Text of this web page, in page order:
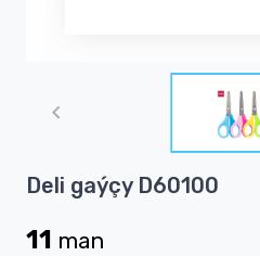
1
1
Deli gaýçy D60100
11 man